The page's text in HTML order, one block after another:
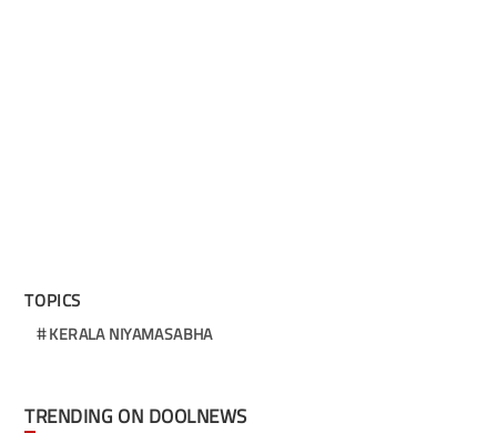
TOPICS
KERALA NIYAMASABHA
TRENDING ON DOOLNEWS